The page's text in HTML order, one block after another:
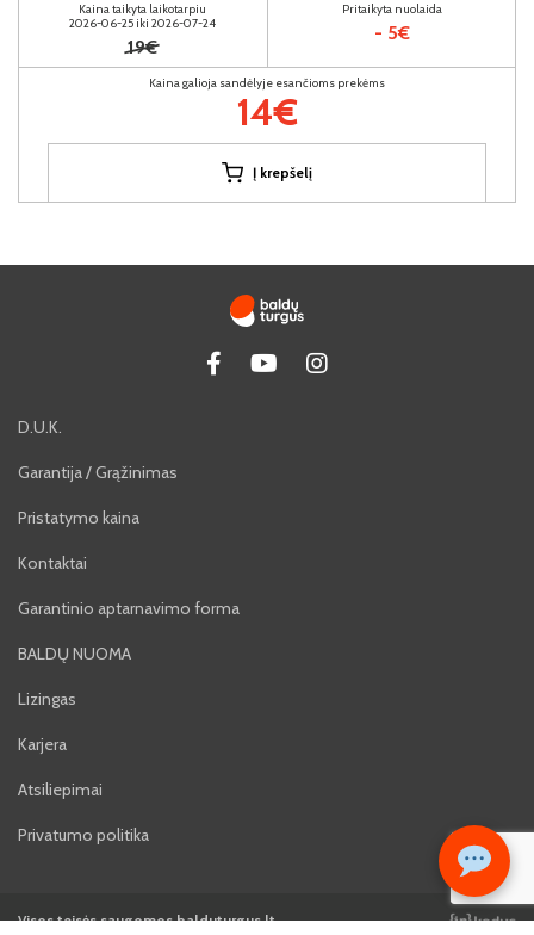
Kaina taikyta laikotarpiu
2026-06-25 iki 2026-07-24
19€
Pritaikyta nuolaida
- 5€
Kaina galioja sandėlyje esančioms prekėms
14€
Į krepšelį
D.U.K.
Garantija / Grąžinimas
Pristatymo kaina
Kontaktai
Garantinio aptarnavimo forma
BALDŲ NUOMA
Lizingas
Karjera
Atsiliepimai
Privatumo politika
Visos teisės saugomos balduturgus.lt